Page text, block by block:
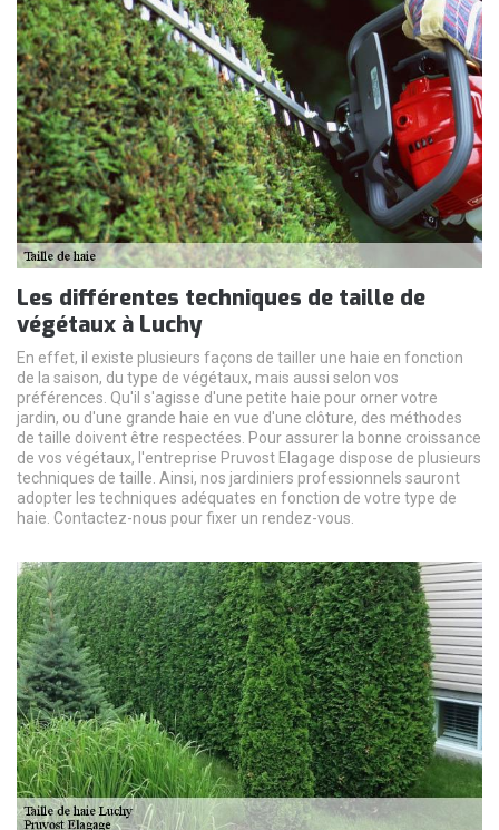
Les différentes techniques de taille de
végétaux à Luchy
En effet, il existe plusieurs façons de tailler une haie en fonction
de la saison, du type de végétaux, mais aussi selon vos
préférences. Qu'il s'agisse d'une petite haie pour orner votre
jardin, ou d'une grande haie en vue d'une clôture, des méthodes
de taille doivent être respectées. Pour assurer la bonne croissance
de vos végétaux, l'entreprise Pruvost Elagage dispose de plusieurs
techniques de taille. Ainsi, nos jardiniers professionnels sauront
adopter les techniques adéquates en fonction de votre type de
haie. Contactez-nous pour fixer un rendez-vous.